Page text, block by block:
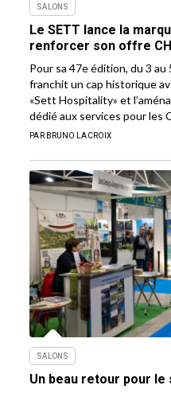
SALONS
Le SETT lance la
renforcer son offre
Pour sa 47e édition, du 3
franchit un cap historique
«Sett Hospitality» et
dédié aux services pour les
PAR BRUNO LACROIX
SALONS
Un beau retour pour le